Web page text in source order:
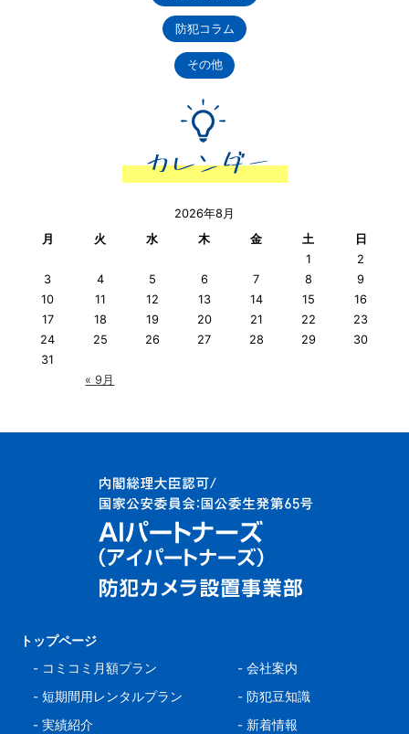
防犯コラム
その他
2026年8月
月
火 水 木 金 土 日
« 9月
1
2
3
4 5 6 7 8
9
10
11 12 13 14 15
16
17
18 19 20 21 22
23
24
25 26 27 28 29
30
31
トップページ
- コミコミ月額プラン
-短期間用レンタルプラン
-実績紹介
-会社案内
- 防犯豆知識
- 新着情報